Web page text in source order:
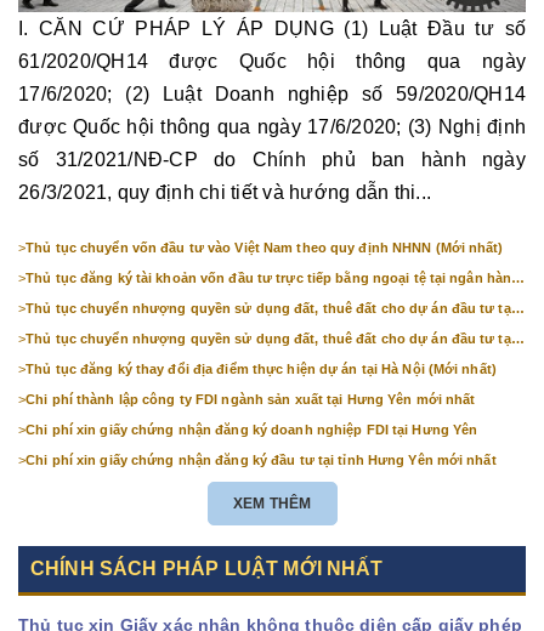
I. CĂN CỨ PHÁP LÝ ÁP DỤNG (1) Luật Đầu tư số
61/2020/QH14 được Quốc hội thông qua ngày
17/6/2020; (2) Luật Doanh nghiệp số 59/2020/QH14
được Quốc hội thông qua ngày 17/6/2020; (3) Nghị định
số 31/2021/NĐ-CP do Chính phủ ban hành ngày
26/3/2021, quy định chi tiết và hướng dẫn thi...
>Thủ tục chuyển vốn đầu tư vào Việt Nam theo quy định NHNN (Mới nhất)
>Thủ tục đăng ký tài khoản vốn đầu tư trực tiếp bằng ngoại tệ tại ngân hàng
>Thủ tục chuyển nhượng quyền sử dụng đất, thuê đất cho dự án đầu tư tại
>Thủ tục chuyển nhượng quyền sử dụng đất, thuê đất cho dự án đầu tư tại
>Thủ tục đăng ký thay đổi địa điểm thực hiện dự án tại Hà Nội (Mới nhất)
>Chi phí thành lập công ty FDI ngành sản xuất tại Hưng Yên mới nhất
>Chi phí xin giấy chứng nhận đăng ký doanh nghiệp FDI tại Hưng Yên
>Chi phí xin giấy chứng nhận đăng ký đầu tư tại tỉnh Hưng Yên mới nhất
XEM THÊM
CHÍNH SÁCH PHÁP LUẬT MỚI NHẤT
Thủ tục xin Giấy xác nhận không thuộc diện cấp giấy phép